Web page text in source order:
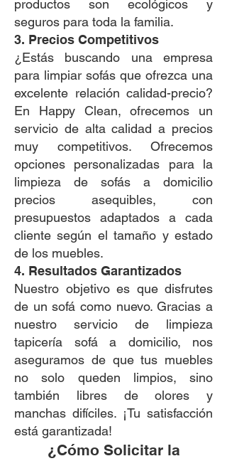
productos son ecológicos y
seguros para toda la familia.
3. Precios Competitivos
¿Estás buscando una empresa
para limpiar sofás que ofrezca una
excelente relación calidad-precio?
En Happy Clean, ofrecemos un
servicio de alta calidad a precios
muy competitivos. Ofrecemos
opciones personalizadas para la
limpieza de sofás a domicilio
precios asequibles, con
presupuestos adaptados a cada
cliente según el tamaño y estado
de los muebles.
4. Resultados Garantizados
Nuestro objetivo es que disfrutes
de un sofá como nuevo. Gracias a
nuestro servicio de limpieza
tapicería sofá a domicilio, nos
aseguramos de que tus muebles
no solo queden limpios, sino
también libres de olores y
manchas difíciles. ¡Tu satisfacción
está garantizada!
¿Cómo Solicitar la